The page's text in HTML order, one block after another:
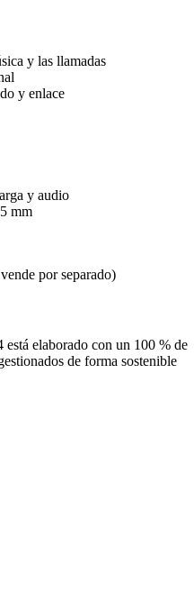
y las llamadas
y enlace
y audio
mm
por separado)
elaborado con un 100 % de
de forma sostenible